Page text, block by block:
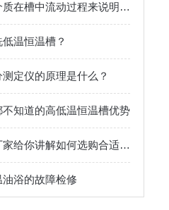
按工作介质在槽中流动过程来说明恒温槽工作原理
温恒温槽？
定仪的原理是什么？
不知道的高低温恒温槽优势
粘度计厂家给你讲解如何选购合适的粘度计
浴的故障检修